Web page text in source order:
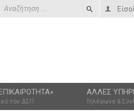
του ΔΣΠ
ΆΛΛΕΣ
Τηλέφωνα &